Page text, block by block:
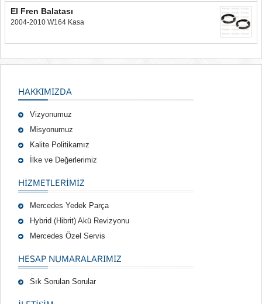
El Fren Balatası
2004-2010 W164 Kasa
HAKKIMIZDA
Vizyonumuz
Misyonumuz
Kalite Politikamız
İlke ve Değerlerimiz
HIZMETLERIMIZ
Mercedes Yedek Parça
Hybrid (Hibrit) Akü Revizyonu
Mercedes Özel Servis
HESAP NUMARALARIMIZ
Sık Sorulan Sorular